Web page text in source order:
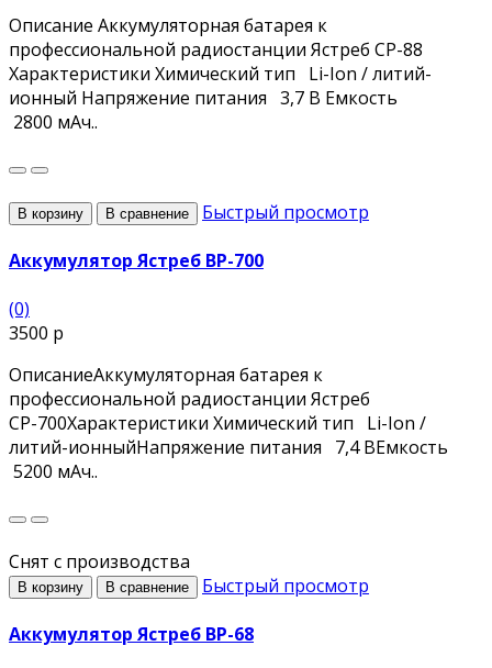
Описание Аккумуляторная батарея к
профессиональной радиостанции Ястреб СР-88
Характеристики Химический тип Li-Ion / литий-
ионный Напряжение питания 3,7 В Емкость
2800 мАч..
В корзину В сравнение Быстрый просмотр
Аккумулятор Ястреб BP-700
(0)
3500 р
ОписаниеАккумуляторная батарея к
профессиональной радиостанции Ястреб
СР-700Характеристики Химический тип Li-Ion /
литий-ионныйНапряжение питания 7,4 ВЕмкость
5200 мАч..
Снят с производства
В корзину В сравнение Быстрый просмотр
Аккумулятор Ястреб BP-68